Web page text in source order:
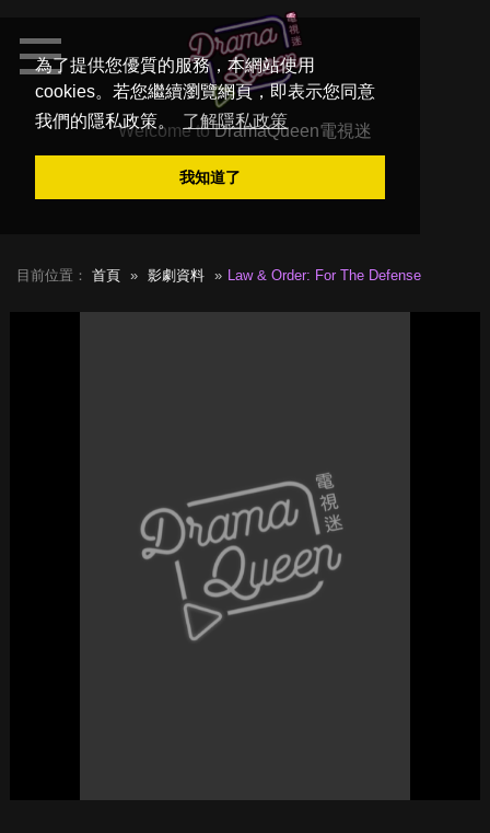
為了提供您優質的服務，本網站使用
cookies。若您繼續瀏覽網頁，即表示您同意
我們的隱私政策。
了解隱私政策
我知道了
Welcome toDramaQueen電視迷
目前位置： 首頁 影劇資料 Law & Order: For The Defense